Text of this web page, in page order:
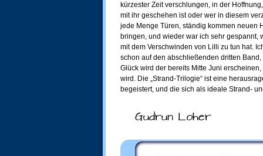
kürzester Zeit verschlungen, in der
mit ihr geschehen ist oder wer in diesem
jede Menge Türen, ständig kommen neuen
bringen, und wieder war ich sehr
mit dem Verschwinden von Lilli zu tun hat.
schon auf den abschließenden dritten
Glück wird der bereits Mitte Juni
wird. Die „Strand-Trilogie“ ist eine
begeistert, und die sich als ideale Strand-
Gudrun Loher